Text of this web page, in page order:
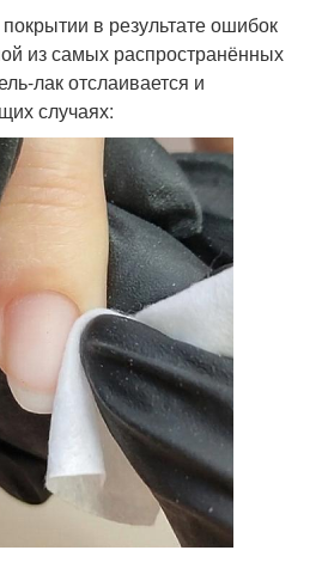
в результате ошибок
из самых распространённых
лак отслаивается и
случаях: